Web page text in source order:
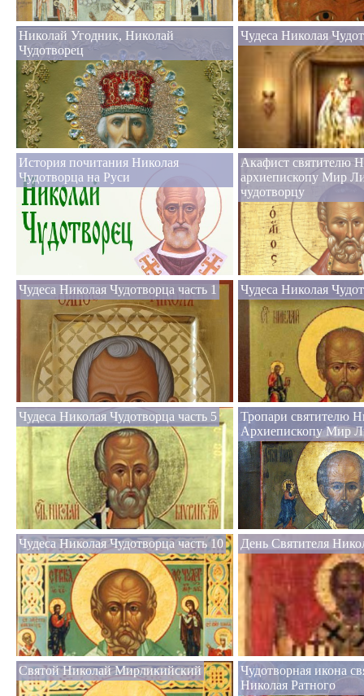
Николай Угодник, Николай
Чудотворец
Чудеса Николая
История почитания Николая
Чудотворца на Руси
Акафист святителю
архиепископу Мир
чудотворцу
Чудеса Николая Чудотворца часть 1 Чудеса Николая
Чудеса Николая Чудотворца часть 5
Тропари святителю
Архиепископу Мир
Чудеса Николая Чудотворца часть 10 День Святителя
Святой Николай Мирликийский
Чудотворная икона
Николая Ратного